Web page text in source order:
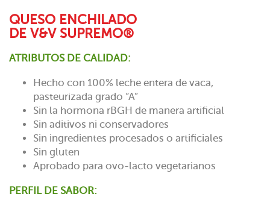
QUESO ENCHILADO
DE V&V SUPREMO®
ATRIBUTOS DE CALIDAD:
Hecho con 100% leche entera de vaca,
pasteurizada grado “A”
Sin la hormona rBGH de manera artificial
Sin aditivos ni conservadores
Sin ingredientes procesados o artificiales
Sin gluten
Aprobado para ovo-lacto vegetarianos
PERFIL DE SABOR: